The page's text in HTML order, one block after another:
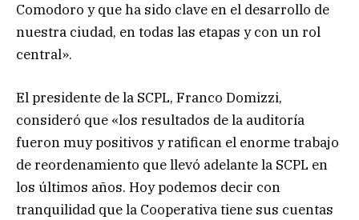
Comodoro y que ha sido clave en el desarrollo de
nuestra ciudad, en todas las etapas y con un rol
central».
El presidente de la SCPL, Franco Domizzi,
consideró que «los resultados de la auditoría
fueron muy positivos y ratifican el enorme trabajo
de reordenamiento que llevó adelante la SCPL en
los últimos años. Hoy podemos decir con
tranquilidad que la Cooperativa tiene sus cuentas